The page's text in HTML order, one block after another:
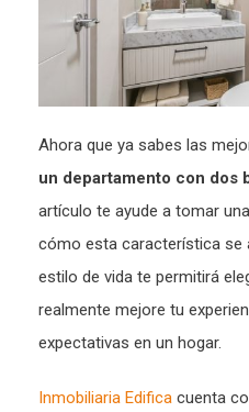
Ahora que ya sabes las
un departamento con dos
artículo te ayude a tomar
cómo esta característica se
estilo de vida te permitirá
realmente mejore tu
expectativas en un hogar.
Inmobiliaria Edifica cuenta